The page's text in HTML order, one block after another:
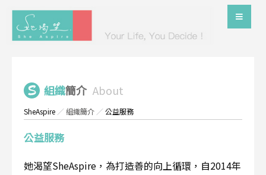
組織簡介 About
SheAspire ／組織簡介 ／公益服務
公益服務
她渴望SheAspire，為打造善的向上循環，自2014年